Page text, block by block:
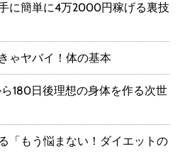
に簡単に4万2000円稼げる裏技
ゃヤバイ！体の基本
180日後理想の身体を作る次世
「もう悩まない！ダイエットの